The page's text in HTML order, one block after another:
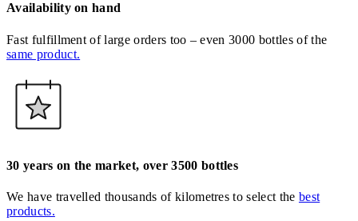
Availability on hand
Fast fulfillment of large orders too – even 3000 bottles of the
same product.
30 years on the market, over 3500 bottles
We have travelled thousands of kilometres to select the best
products.